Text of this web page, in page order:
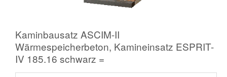
Kaminbausatz ASCIM-II
Wärmespeicherbeton, Kamineinsatz ESPRIT-
IV 185.16 schwarz =